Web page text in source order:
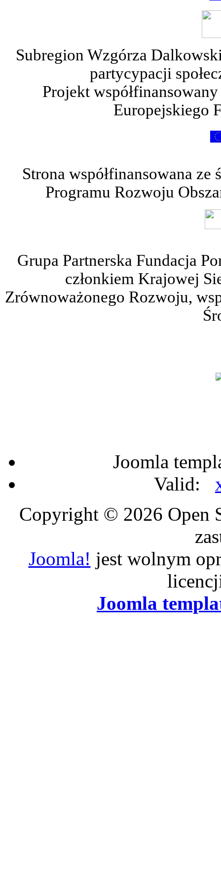
Subregion Wzgórza
partycypacji
Projekt
Europejskiego
Strona współfinansowana
Programu Rozwoju
Grupa Partnerska Fundacja
członkiem Krajowej
Zrównoważonego Rozwoju,
Joomla
Valid:
Copyright © 2026 Open
Joomla! jest wolnym
Joomla